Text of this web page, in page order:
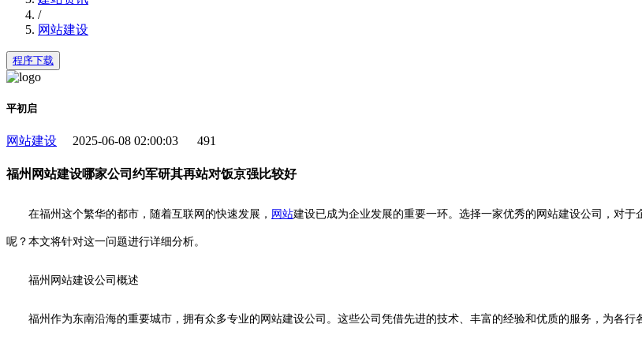
/
网站建设
程序下载
平初启
网站建设 2025-06-08 02:00:03 491
福州网站建设哪家公司约军研其再站对饭京强比较好
在福州这个繁华的都市，随着互联网的快速发展， 网站建设已成为企业发展的重要一环。选择一家优秀的网站建设公司，对
呢？本文将针对这一问题进行详细分析。
福州网站建设公司概述
福州作为东南沿海的重要城市，拥有众多专业的网站建设公司。这些公司凭借先进的技术、丰富的经验和优质的服务，为各